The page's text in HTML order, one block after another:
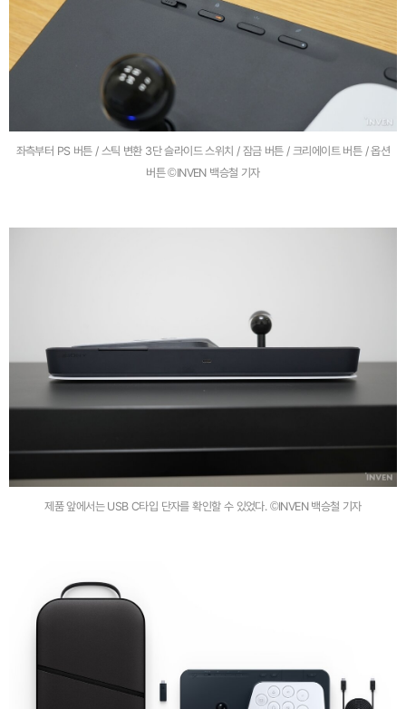
좌측부터 PS 버튼 / 스틱 변환 3단 슬라이드 스위치 / 잠금 버튼 / 크리에이트 버튼 / 옵션
버튼 ©INVEN 백승철 기자
제품 앞에서는 USB C타입 단자를 확인할 수 있었다. ©INVEN 백승철 기자